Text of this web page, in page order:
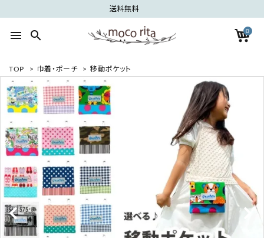
送料無料
menu search 0
search
ACCOUNT MENU
ようこそ ゲスト 様
meeting_room ログイン person
カテゴリーから探す
グループから探す
TOP > 巾着・ポーチ > 移動ポケット